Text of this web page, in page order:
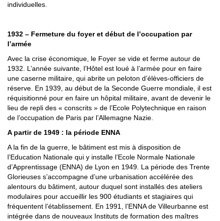
individuelles.
1932 – Fermeture du foyer et début de l’occupation par
l’armée
Avec la crise économique, le Foyer se vide et ferme autour de
1932. L’année suivante, l’Hôtel est loué à l’armée pour en faire
une caserne militaire, qui abrite un peloton d’élèves-officiers de
réserve. En 1939, au début de la Seconde Guerre mondiale, il est
réquisitionné pour en faire un hôpital militaire, avant de devenir le
lieu de repli des « conscrits » de l’Ecole Polytechnique en raison
de l’occupation de Paris par l’Allemagne Nazie.
A partir de 1949 : la période ENNA
A la fin de la guerre, le bâtiment est mis à disposition de
l’Education Nationale qui y installe l’Ecole Normale Nationale
d’Apprentissage (ENNA) de Lyon en 1949. La période des Trente
Glorieuses s’accompagne d’une urbanisation accélérée des
alentours du bâtiment, autour duquel sont installés des ateliers
modulaires pour accueillir les 900 étudiants et stagiaires qui
fréquentent l’établissement. En 1991, l’ENNA de Villeurbanne est
intégrée dans de nouveaux Instituts de formation des maîtres